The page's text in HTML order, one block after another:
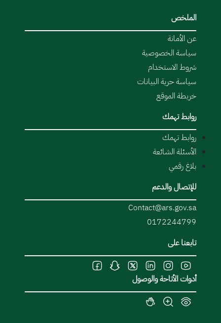
الملخص
عن الأمانة
سياسة الخصوصية
شروط الاستخدام
سياسة حرية البيانات
خريطة الموقع
روابط تهمك
روابط تهمك
الأسئلة الشائعة
بلاغ رقمي
للإتصال والدعم
Contact@ars.gov.sa
0172244799
تابعنا على
أدوات الأتاحة والوصول